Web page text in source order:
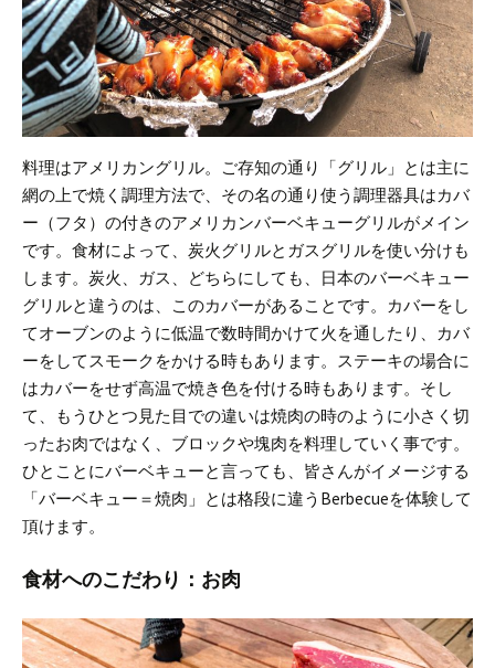
料理はアメリカングリル。
ご存知の通り「グリル」とは主に
網の上で焼く調理方法で、その名の通り使う調理器具はカバ
ー（フタ）の付きのアメリカンバーベキューグリルがメイン
です。 食材によって、炭火グリルとガスグリルを使い分けも
します。 炭火、ガス、どちらにしても、日本のバーベキュー
グリルと違うのは、このカバーがあることです。
カバーをし
てオーブンのように低温で数時間かけて火を通したり、カバ
ーをしてスモークをかける時もあります。ステーキの場合に
はカバーをせず高温で焼き色を付ける時もあります。 そし
て、もうひとつ見た目での違いは焼肉の時のように小さく切
ったお肉ではなく、ブロックや塊肉を料理していく事です。
ひとことにバーベキューと言っても、皆さんがイメージする
「バーベキュー＝焼肉」とは格段に違うBerbecueを体験して
頂けます。
食材へのこだわり：お肉